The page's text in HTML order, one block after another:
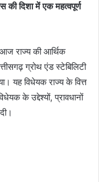
की दिशा में एक महत्वपूर्ण
राज्य की आर्थिक
ग्रोथ एंड स्टेबिलिटी
यह विधेयक राज्य के वित्त
के उद्देश्यों, प्रावधानों